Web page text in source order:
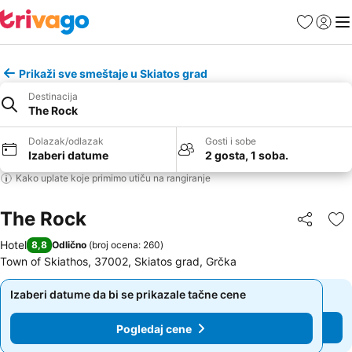
FavoritiPrijavi
Prikaži sve smeštaje u Skiatos grad
Destinacija
The Rock
Dolazak/odlazak
Izaberi datume
Gosti i sobe
2 gosta, 1 soba.
Kako uplate koje primimo utiču na rangiranje
The Rock Deli
Hotel 8,8 Odlično (broj ocena: 260)
Town of Skiathos, 37002, Skiatos grad, Grčka
Izaberi datume da bi se prikazale tačne cene
Pogledaj cene
Izaberi datume da bi se prikazale tačne cene
Pogledaj cene